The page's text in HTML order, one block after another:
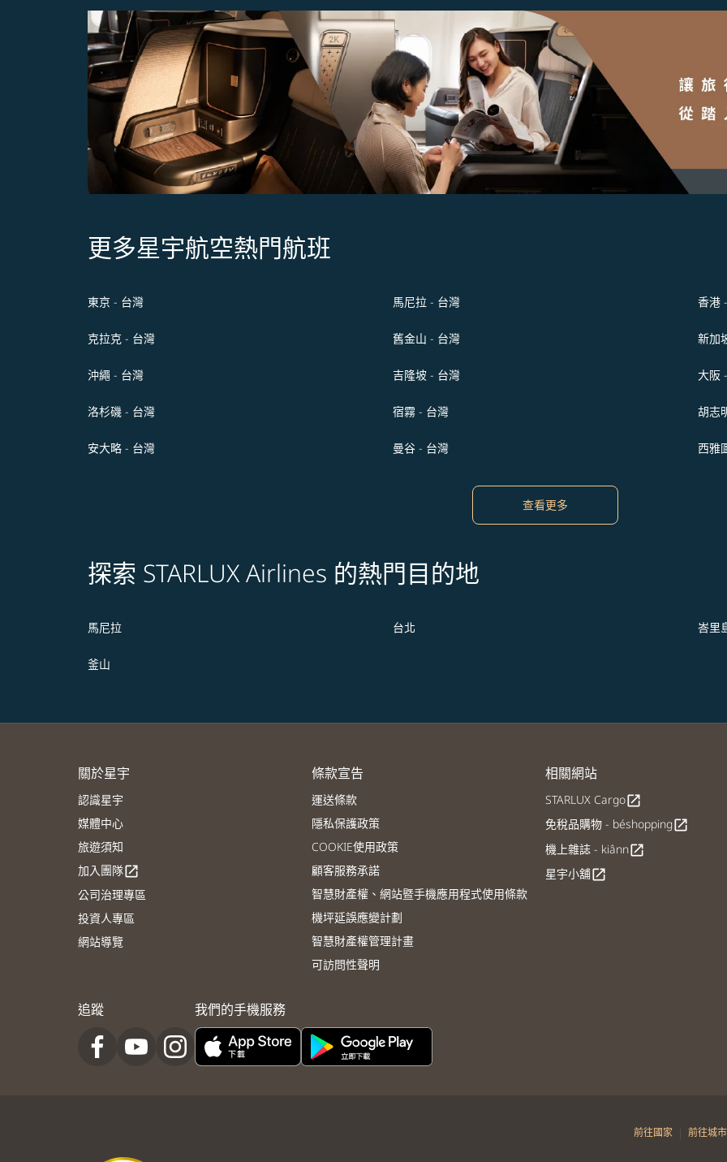
更多星宇航空熱門航班
東京 - 台灣 馬尼拉 - 台灣 香港
克拉克 - 台灣 舊金山 - 台灣 新加
沖繩 - 台灣 吉隆坡 - 台灣 大阪
洛杉磯 - 台灣 宿霧 - 台灣 胡志
安大略 - 台灣 曼谷 - 台灣 西雅
查看更多
探索 STARLUX Airlines 的熱門目的地
馬尼拉 台北 峇里
釜山
關於星宇
認識星宇
媒體中心
旅遊須知
加入團隊open_in_new
公司治理專區
投資人專區
網站導覽
條款宣告
運送條款
隱私保護政策
COOKIE使用政策
顧客服務承諾
智慧財產權、網站暨手機應用程式使用條款
機坪延誤應變計劃
智慧財產權管理計畫
可訪問性聲明
相關網站
STARLUX Cargoopen_in_new
免稅品購物 - béshoppingopen_in_new
機上雜誌 - kiânnopen_in_new
星宇小舖open_in_new
追蹤 我們的手機服務
前往國家 | 前往城市